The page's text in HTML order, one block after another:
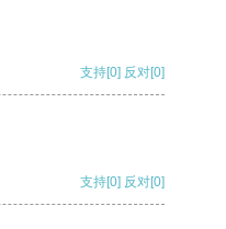
支持[0] 反对[0]
支持[0] 反对[0]